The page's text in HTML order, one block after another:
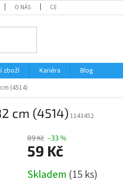
O NÁS CERTIFIKÁTY A NÁVODY
zboží Kariéra
Blog
(4514)
cm (4514) 1143452
89 Kč –33 %
59 Kč
cena:
Skladem (15 ks)